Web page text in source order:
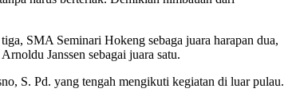
SMA Seminari Hokeng sebaga juara harapan dua,
Janssen sebagai juara satu.
S. Pd. yang tengah mengikuti kegiatan di luar pulau.